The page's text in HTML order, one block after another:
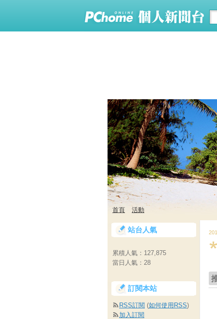
首頁 活動
站台人氣
累積人氣： 127,875
當日人氣： 28
訂閱本站
RSS訂閱 (如何使用RSS)
加入訂閱